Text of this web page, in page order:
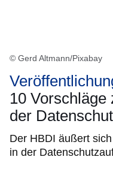
© Gerd Altmann/Pixabay
10
der
Der HBDI äußert
in der